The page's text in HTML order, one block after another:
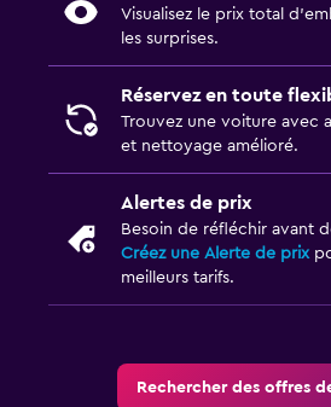
Visualisez le prix total
les surprises.
Réservez en toute
Trouvez une voiture avec
et nettoyage amélioré.
Alertes de prix
Besoin de réfléchir avant
Créez une Alerte de prix
meilleurs tarifs.
Rechercher des offres